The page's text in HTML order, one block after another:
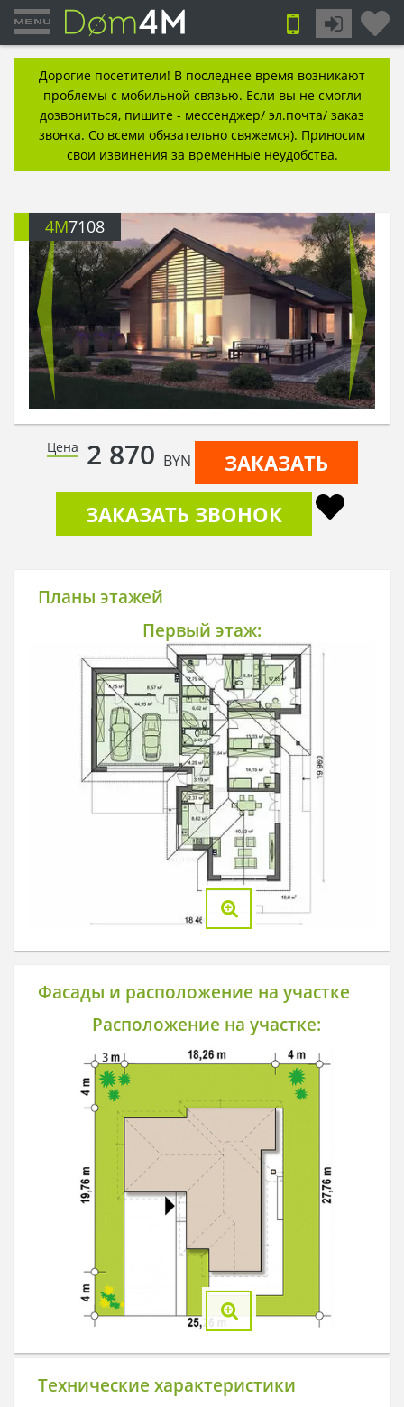
Дорогие посетители! В последнее время возникают
проблемы с мобильной связью. Если вы не смогли
дозвониться, пишите - мессенджер/ эл.почта/ заказ
звонка. Со всеми обязательно свяжемся). Приносим
свои извинения за временные неудобства.
4M7108
Цена 2 870 BYN
ЗАКАЗАТЬ
ЗАКАЗАТЬ ЗВОНОК
Планы этажей
Первый этаж:
Фасады и расположение на участке
Расположение на участке:
Технические характеристики